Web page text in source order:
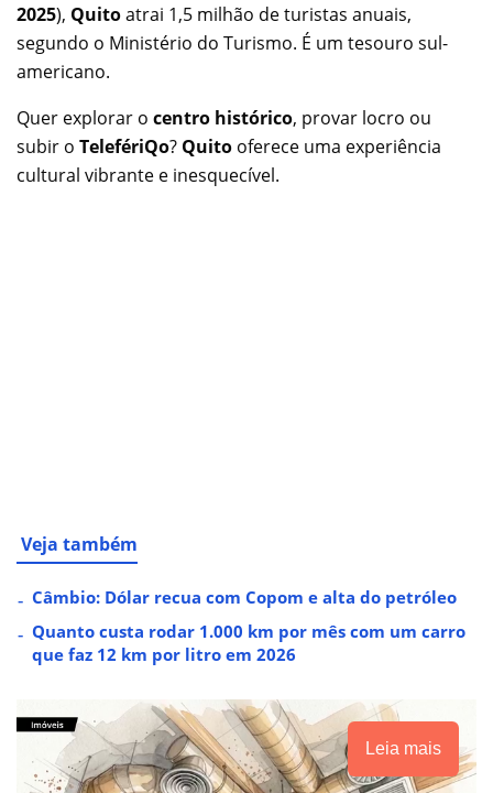
2025), Quitoatrai 1,5 milhão de turistas anuais,
segundo o Ministério do Turismo. É um tesouro sul-
americano.
Quer explorar o centro histórico, provar locro ou
subir o TelefériQo? Quito oferece uma experiência
cultural vibrante e inesquecível.
Veja também
Câmbio: Dólar recua com Copom e alta do petróleo
Quanto custa rodar 1.000 km por mês com um carro
que faz 12 km por litro em 2026
Leia mais